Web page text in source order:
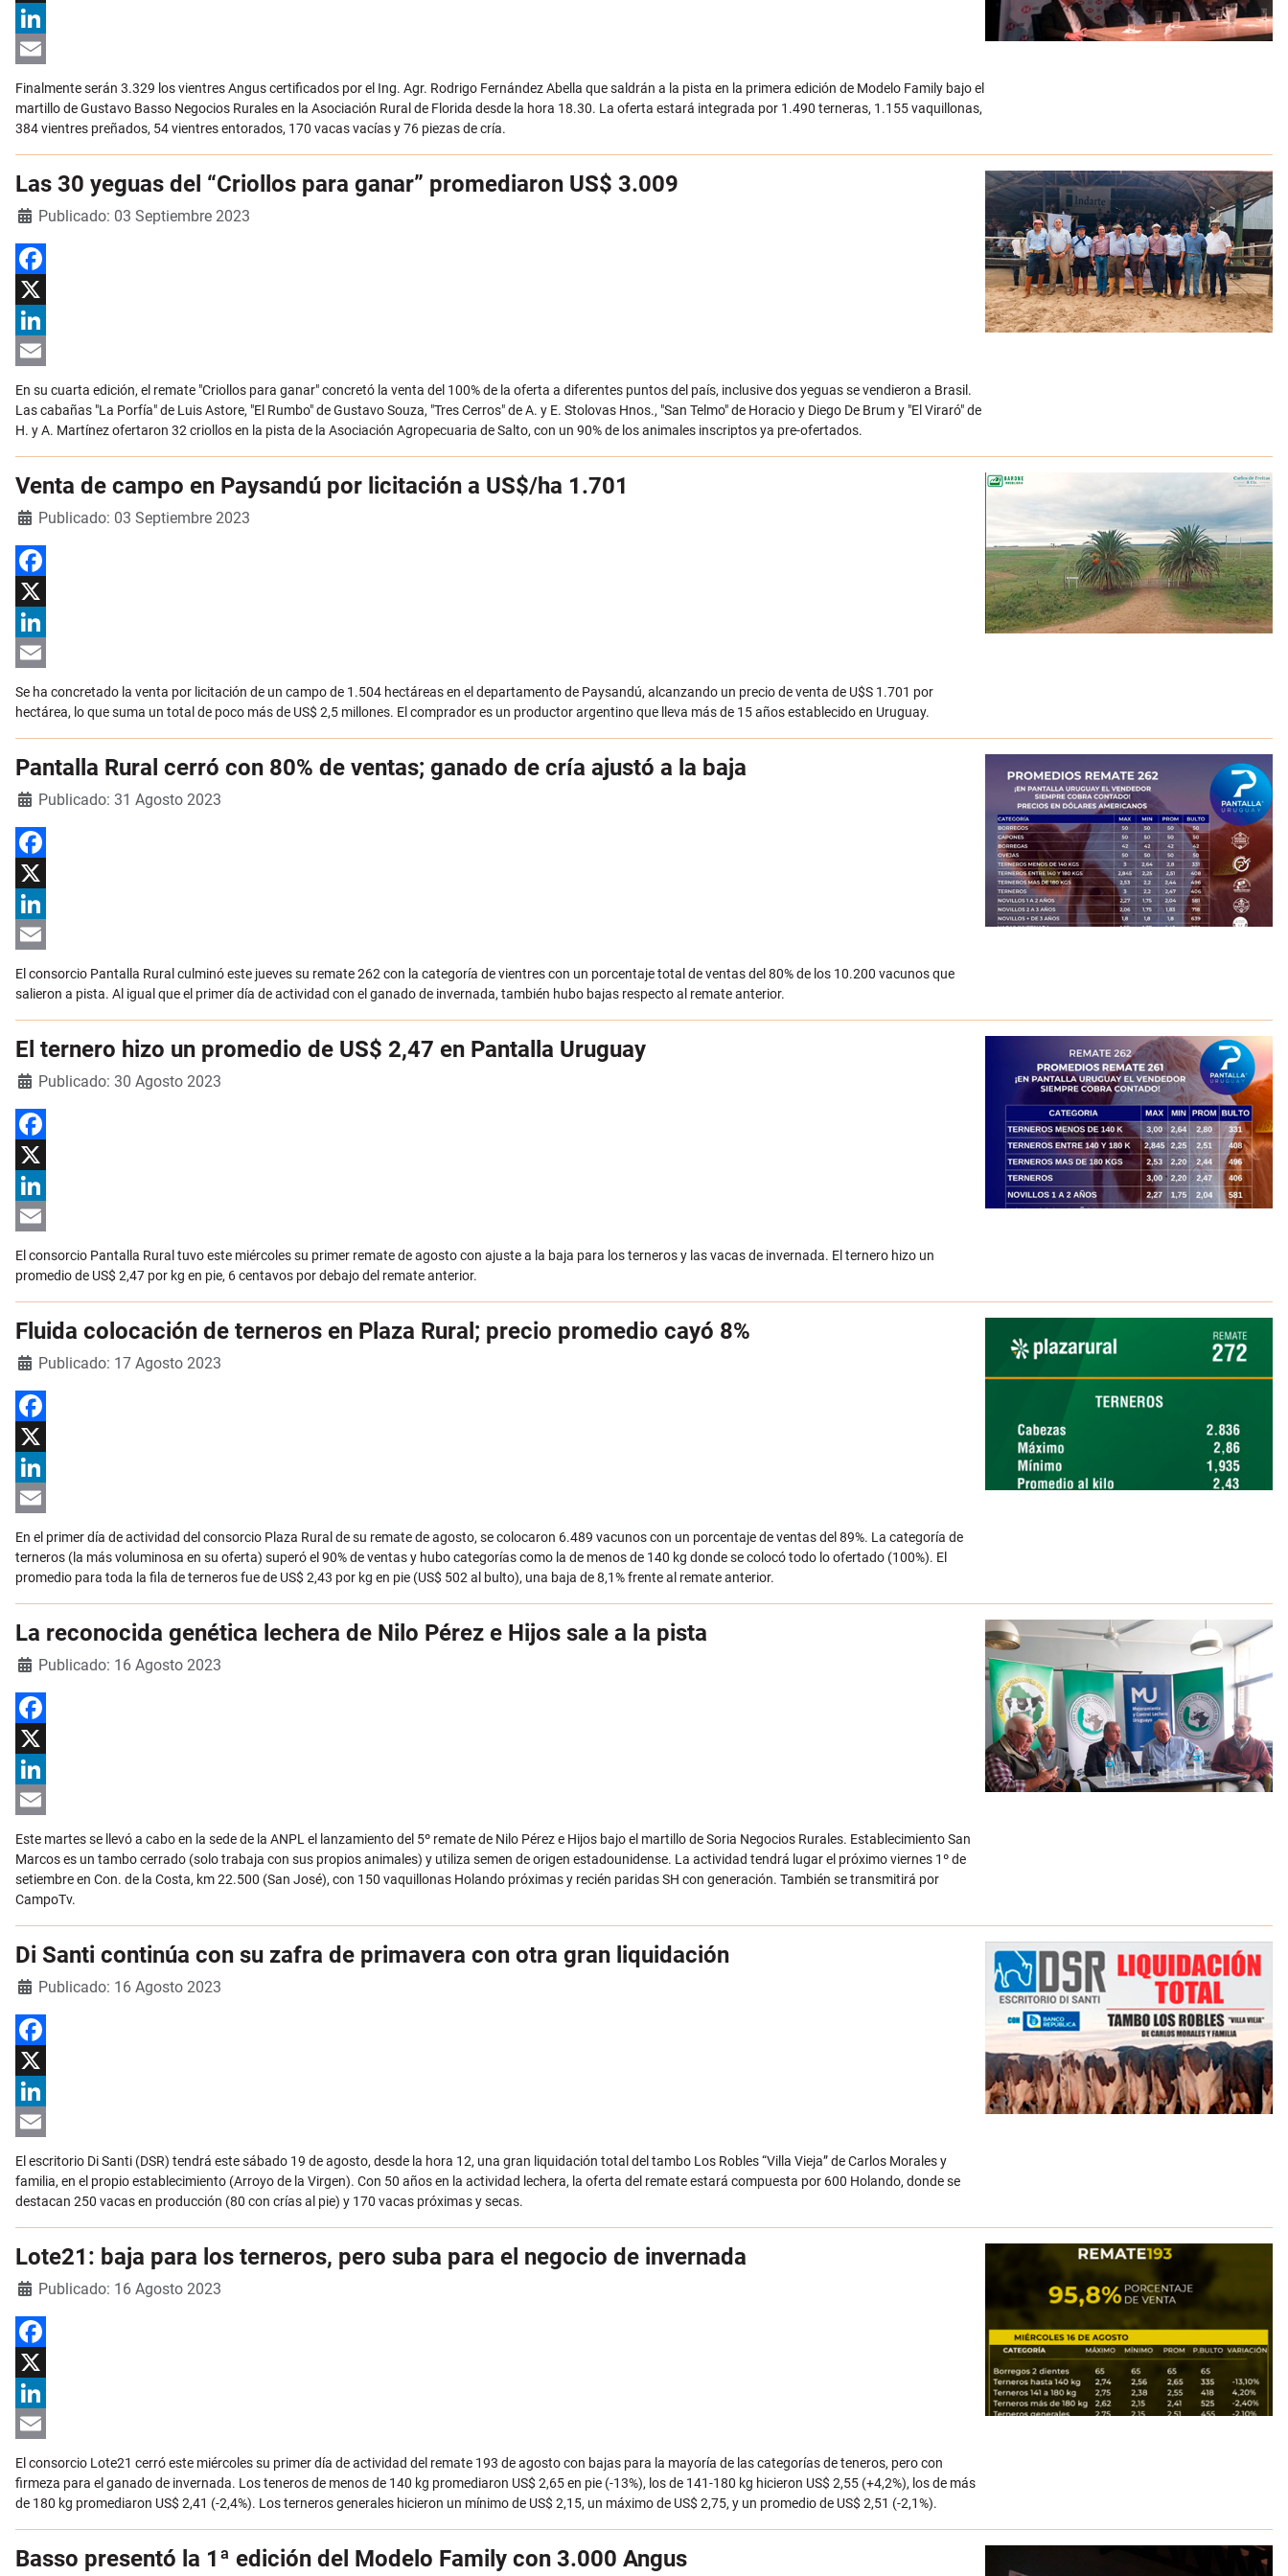
X
LinkedIn
Email
Finalmente serán 3.329 los vientres Angus certificados por el Ing. Agr. Rodrigo Fernández Abella que saldrán a la pista en la primera edición de Modelo Family bajo el
martillo de Gustavo Basso Negocios Rurales en la Asociación Rural de Florida desde la hora 18.30. La oferta estará integrada por 1.490 terneras, 1.155 vaquillonas,
384 vientres preñados, 54 vientres entorados, 170 vacas vacías y 76 piezas de cría.
Las 30 yeguas del “Criollos para ganar” promediaron US$ 3.009
DetallesPublicado: 03 Septiembre 2023
Facebook
X
LinkedIn
En su cuarta edición, el remate "Criollos para ganar" concretó la venta del 100% de la oferta a diferentes puntos del país, inclusive dos yeguas se vendieron a Brasil.
Las cabañas "La Porfía" de Luis Astore, "El Rumbo" de Gustavo Souza, "Tres Cerros" de A. y E. Stolovas Hnos., "San Telmo" de Horacio y Diego De Brum y "El Viraró" de
H. y A. Martínez ofertaron 32 criollos en la pista de la Asociación Agropecuaria de Salto, con un 90% de los animales inscriptos ya pre-ofertados.
Venta de campo en Paysandú por licitación a US$/ha 1.701
DetallesPublicado: 03 Septiembre 2023
Facebook
X
LinkedIn
Email
Se ha concretado la venta por licitación de un campo de 1.504 hectáreas en el departamento de Paysandú, alcanzando un precio de venta de U$S 1.701 por
hectárea, lo que suma un total de poco más de US$ 2,5 millones. El comprador es un productor argentino que lleva más de 15 años establecido en Uruguay.
Pantalla Rural cerró con 80% de ventas; ganado de cría ajustó a la baja
DetallesPublicado: 31 Agosto 2023
Facebook
X
LinkedIn
Email
El consorcio Pantalla Rural culminó este jueves su remate 262 con la categoría de vientres con un porcentaje total de ventas del 80% de los 10.200 vacunos que
salieron a pista. Al igual que el primer día de actividad con el ganado de invernada, también hubo bajas respecto al remate anterior.
El ternero hizo un promedio de US$ 2,47 en Pantalla Uruguay
DetallesPublicado: 30 Agosto 2023
Facebook
X
LinkedIn
Email
El consorcio Pantalla Rural tuvo este miércoles su primer remate de agosto con ajuste a la baja para los terneros y las vacas de invernada. El ternero hizo un
promedio de US$ 2,47 por kg en pie, 6 centavos por debajo del remate anterior.
Fluida colocación de terneros en Plaza Rural; precio promedio cayó 8%
DetallesPublicado: 17 Agosto 2023
Facebook
X
LinkedIn
Email
En el primer día de actividad del consorcio Plaza Rural de su remate de agosto, se colocaron 6.489 vacunos con un porcentaje de ventas del 89%. La categoría de
terneros (la más voluminosa en su oferta) superó el 90% de ventas y hubo categorías como la de menos de 140 kg donde se colocó todo lo ofertado (100%). El
promedio para toda la fila de terneros fue de US$ 2,43 por kg en pie (US$ 502 al bulto), una baja de 8,1% frente al remate anterior.
La reconocida genética lechera de Nilo Pérez e Hijos sale a la pista
DetallesPublicado: 16 Agosto 2023
Facebook
X
LinkedIn
Este martes se llevó a cabo en la sede de la ANPL el lanzamiento del 5º remate de Nilo Pérez e Hijos bajo el martillo de Soria Negocios Rurales. Establecimiento San
Marcos es un tambo cerrado (solo trabaja con sus propios animales) y utiliza semen de origen estadounidense. La actividad tendrá lugar el próximo viernes 1º de
setiembre en Con. de la Costa, km 22.500 (San José), con 150 vaquillonas Holando próximas y recién paridas SH con generación. También se transmitirá por
CampoTv.
Di Santi continúa con su zafra de primavera con otra gran liquidación
DetallesPublicado: 16 Agosto 2023
Facebook
X
LinkedIn
Email
El escritorio Di Santi (DSR) tendrá este sábado 19 de agosto, desde la hora 12, una gran liquidación total del tambo Los Robles “Villa Vieja” de Carlos Morales y
familia, en el propio establecimiento (Arroyo de la Virgen). Con 50 años en la actividad lechera, la oferta del remate estará compuesta por 600 Holando, donde se
destacan 250 vacas en producción (80 con crías al pie) y 170 vacas próximas y secas.
Lote21: baja para los terneros, pero suba para el negocio de invernada
DetallesPublicado: 16 Agosto 2023
Facebook
X
LinkedIn
Email
El consorcio Lote21 cerró este miércoles su primer día de actividad del remate 193 de agosto con bajas para la mayoría de las categorías de teneros, pero con
firmeza para el ganado de invernada. Los teneros de menos de 140 kg promediaron US$ 2,65 en pie (-13%), los de 141-180 kg hicieron US$ 2,55 (+4,2%), los de más
de 180 kg promediaron US$ 2,41 (-2,4%). Los terneros generales hicieron un mínimo de US$ 2,15, un máximo de US$ 2,75, y un promedio de US$ 2,51 (-2,1%).
Basso presentó la 1ª edición del Modelo Family con 3.000 Angus